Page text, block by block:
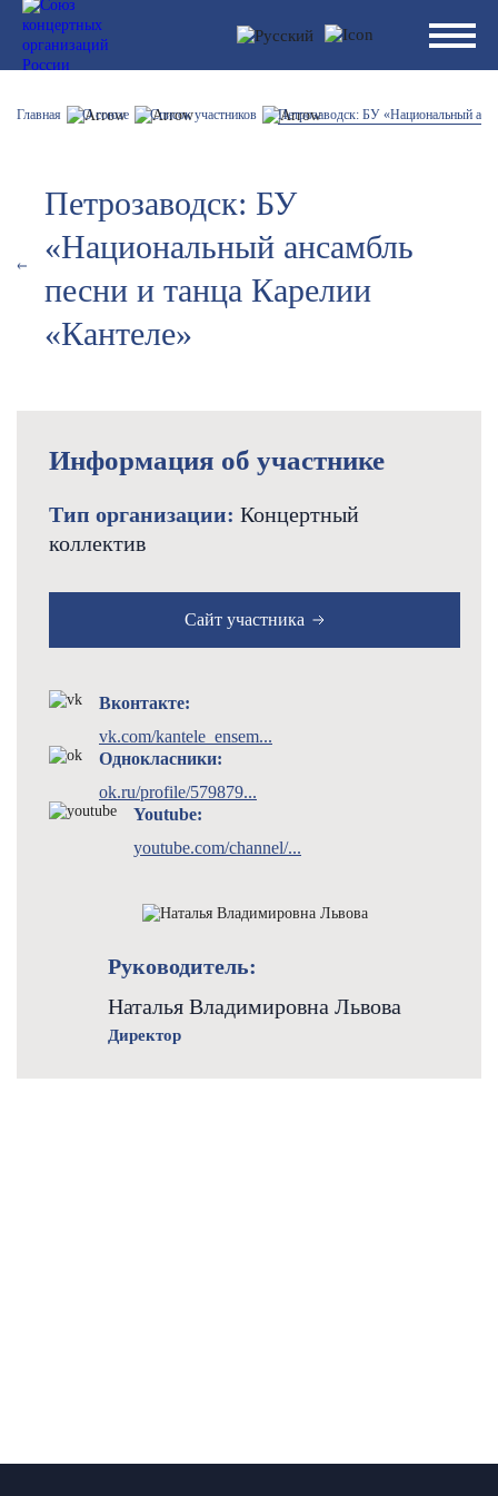
Главная О союзе Список участников Петрозаводск: БУ «Национальный
Петрозаводск: БУ
«Национальный ансамбль
песни и танца Карелии
«Кантеле»
Информация об участнике
Тип организации: Концертный
коллектив
Сайт участника
Вконтакте:
vk.com/kantele_ensem...
Однокласники:
ok.ru/profile/579879...
Youtube:
youtube.com/channel/...
Руководитель:
Наталья Владимировна Львова
Директор